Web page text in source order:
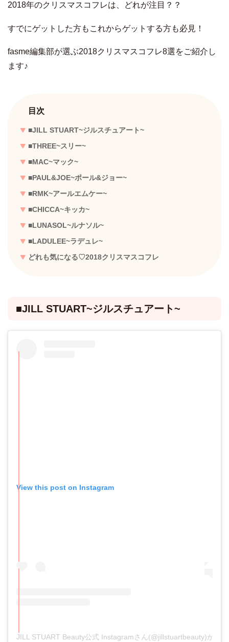
2018年のクリスマスコフレは、どれが注目？？
すでにゲットした方もこれからゲットする方も必見！
fasme編集部が選ぶ2018クリスマスコフレ8選をご紹介し
ます♪
目次
■JILL STUART~ジルスチュアート~
■THREE~スリー~
■MAC~マック~
■PAUL&JOE~ポール&ジョー~
■RMK~アールエムケー~
■CHICCA~キッカ~
■LUNASOL~ルナソル~
■LADULEE~ラデュレ~
どれも気になる♡2018クリスマスコフレ
■JILL STUART~ジルスチュアート~
View this post on Instagram
JILL STUART Beauty公式 Instagramさん(@jillstuartbeauty)がシ